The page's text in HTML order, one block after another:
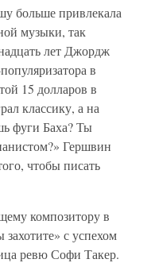
больше привлекала
музыки, так
лет Джордж
в
15 долларов в
классику, а на
фуги Баха? Ты
Гершвин
чтобы писать
композитору в
с успехом
ревю Софи Такер.